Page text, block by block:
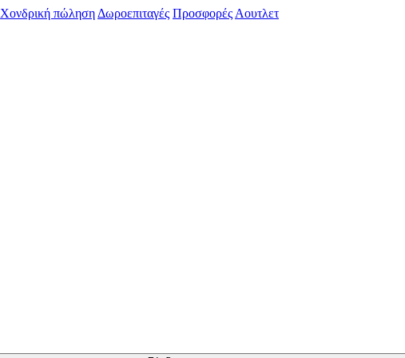
Χονδρική πώληση Δωροεπιταγές Προσφορές Αουτλετ